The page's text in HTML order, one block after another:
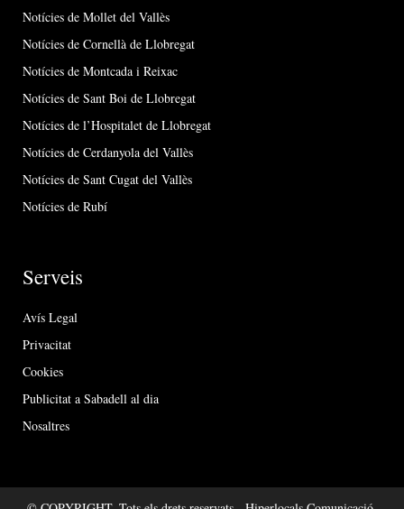
Notícies de Mollet del Vallès
Notícies de Cornellà de Llobregat
Notícies de Montcada i Reixac
Notícies de Sant Boi de Llobregat
Notícies de l’Hospitalet de Llobregat
Notícies de Cerdanyola del Vallès
Notícies de Sant Cugat del Vallès
Notícies de Rubí
Serveis
Avís Legal
Privacitat
Cookies
Publicitat a Sabadell al dia
Nosaltres